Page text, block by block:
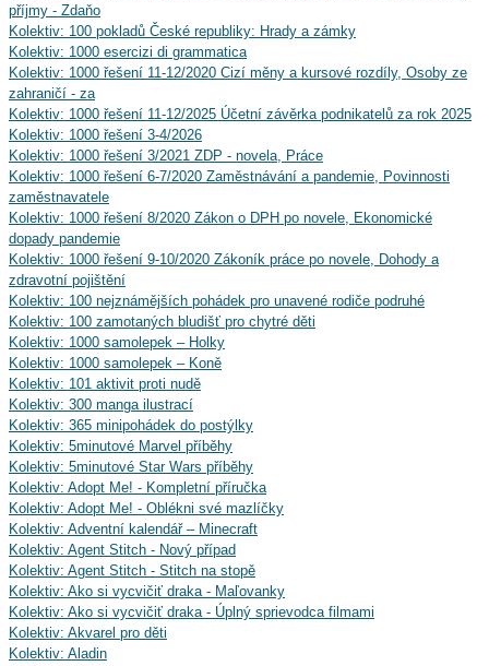
příjmy - Zdaňo
Kolektiv: 100 pokladů České republiky: Hrady a zámky
Kolektiv: 1000 esercizi di grammatica
Kolektiv: 1000 řešení 11-12/2020 Cizí měny a kursové rozdíly, Osoby ze
zahraničí - za
Kolektiv: 1000 řešení 11-12/2025 Účetní závěrka podnikatelů za rok 2025
Kolektiv: 1000 řešení 3-4/2026
Kolektiv: 1000 řešení 3/2021 ZDP - novela, Práce
Kolektiv: 1000 řešení 6-7/2020 Zaměstnávání a pandemie, Povinnosti
zaměstnavatele
Kolektiv: 1000 řešení 8/2020 Zákon o DPH po novele, Ekonomické
dopady pandemie
Kolektiv: 1000 řešení 9-10/2020 Zákoník práce po novele, Dohody a
zdravotní pojištění
Kolektiv: 100 nejznámějších pohádek pro unavené rodiče podruhé
Kolektiv: 100 zamotaných bludišť pro chytré děti
Kolektiv: 1000 samolepek – Holky
Kolektiv: 1000 samolepek – Koně
Kolektiv: 101 aktivit proti nudě
Kolektiv: 300 manga ilustrací
Kolektiv: 365 minipohádek do postýlky
Kolektiv: 5minutové Marvel příběhy
Kolektiv: 5minutové Star Wars příběhy
Kolektiv: Adopt Me! - Kompletní příručka
Kolektiv: Adopt Me! - Oblékni své mazlíčky
Kolektiv: Adventní kalendář – Minecraft
Kolektiv: Agent Stitch - Nový případ
Kolektiv: Agent Stitch - Stitch na stopě
Kolektiv: Ako si vycvičiť draka - Maľovanky
Kolektiv: Ako si vycvičiť draka - Úplný sprievodca filmami
Kolektiv: Akvarel pro děti
Kolektiv: Aladin